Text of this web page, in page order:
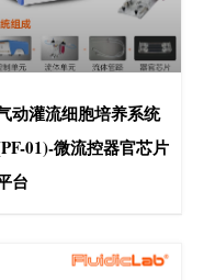
动灌流细胞培养系统
01)-微流控器官芯片
台